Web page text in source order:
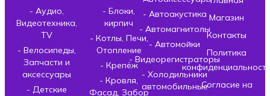
- Аудио,
Видеотехника,
TV
- Велосипеды,
Запчасти и
аксессуары
- Детские
- Блоки,
кирпич
- Котлы, Печи,
Отопление
- Крепёж
- Кровля,
Фасад, Забор
- Автоакустика
- Автомагнитолы
- Автомойки
- Видеорегистраторы
- Холодильники
автомобильные
Магазин
Контакты
Политика
Согласие на